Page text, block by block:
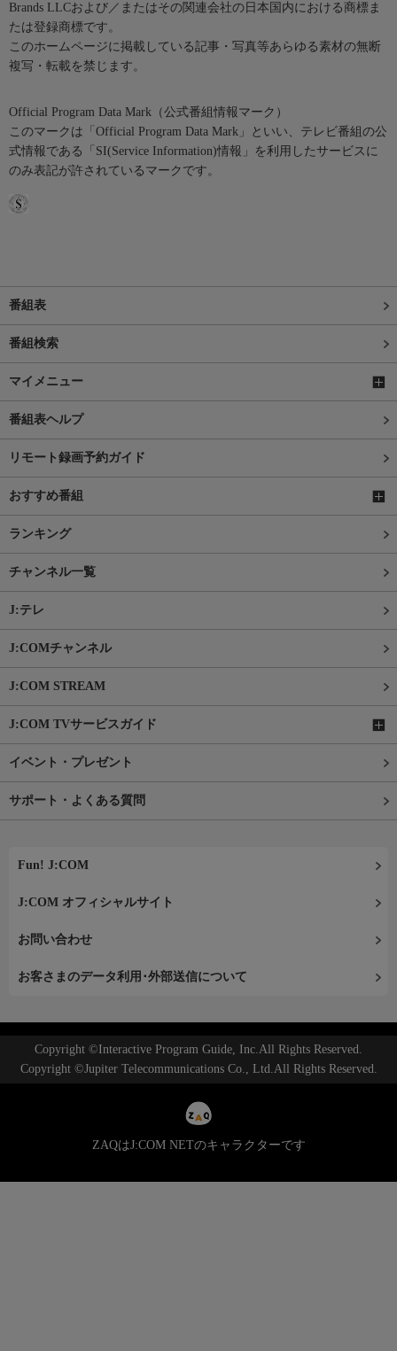
Brands LLCおよび／またはその関連会社の日本国内における商標ま
たは登録商標です。
このホームページに掲載している記事・写真等あらゆる素材の無断
複写・転載を禁じます。
Official Program Data Mark（公式番組情報マーク）
このマークは「Official Program Data Mark」といい、テレビ番組の公
式情報である「SI(Service Information)情報」を利用したサービスに
のみ表記が許されているマークです。
番組表
番組検索
マイメニュー
番組表ヘルプ
リモート録画予約ガイド
おすすめ番組
ランキング
チャンネル一覧
J:テレ
J:COMチャンネル
J:COM STREAM
J:COM TVサービスガイド
イベント・プレゼント
サポート・よくある質問
Fun! J:COM
J:COM オフィシャルサイト
お問い合わせ
お客さまのデータ利用･外部送信について
Copyright ©Interactive Program Guide, Inc.All Rights Reserved.
Copyright ©Jupiter Telecommunications Co., Ltd.All Rights Reserved.
ZAQはJ:COM NETのキャラクターです